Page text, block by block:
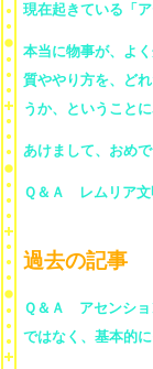
現在起きている「
本当に物事が、よ
質ややり方を、ど
うか、ということ
あけまして、おめ
Ｑ＆Ａ レムリア
過去の記事
Ｑ＆Ａ アセンショ
ではなく、基本的